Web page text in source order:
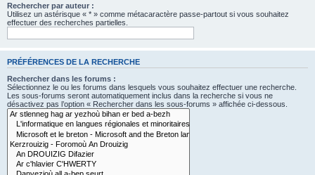
Rechercher par auteur :
Utilisez un astérisque « * » comme métacaractère passe-partout si vous souhaitez
effectuer des recherches partielles.
PRÉFÉRENCES DE LA RECHERCHE
Rechercher dans les forums :
Sélectionnez le ou les forums dans lesquels vous souhaitez effectuer une recherche.
Les sous-forums seront automatiquement inclus dans la recherche si vous ne
désactivez pas l’option « Rechercher dans les sous-forums » affichée ci-dessous.